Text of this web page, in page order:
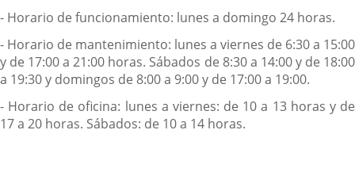
- Horario de funcionamiento: lunes a domingo 24 horas.
- Horario de mantenimiento: lunes a viernes de 6:30 a 15:00
y de 17:00 a 21:00 horas. Sábados de 8:30 a 14:00 y de 18:00
a 19:30 y domingos de 8:00 a 9:00 y de 17:00 a 19:00.
- Horario de oficina: lunes a viernes: de 10 a 13 horas y de
17 a 20 horas. Sábados: de 10 a 14 horas.